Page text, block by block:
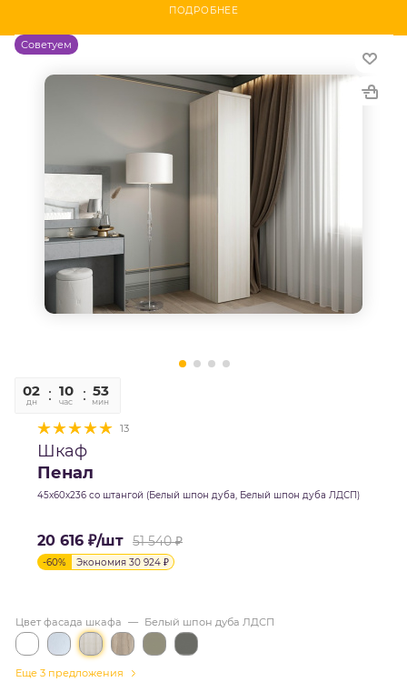
ПОДРОБНЕЕ
Советуем
02
дн
10
час
52
мин
13
Шкаф
Пенал
45х60х236 со штангой (Белый шпон дуба, Белый шпон дуба ЛДСП)
20 616 ₽/шт 51 540₽
-60% Экономия 30 924 ₽
Цвет фасада шкафа — Белый шпон дуба ЛДСП
Еще 3 предложения